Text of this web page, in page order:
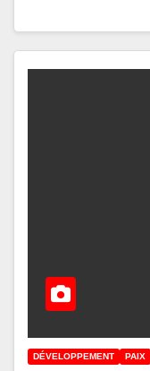
DÉVELOPPEMENT PAIX